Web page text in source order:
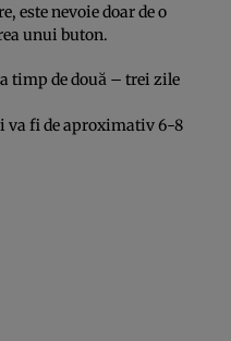
este nevoie doar de o
unui buton.
timp de două – trei zile
va fi de aproximativ 6-8